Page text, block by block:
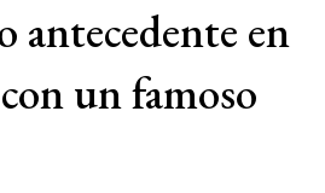
antecedente en
un famoso